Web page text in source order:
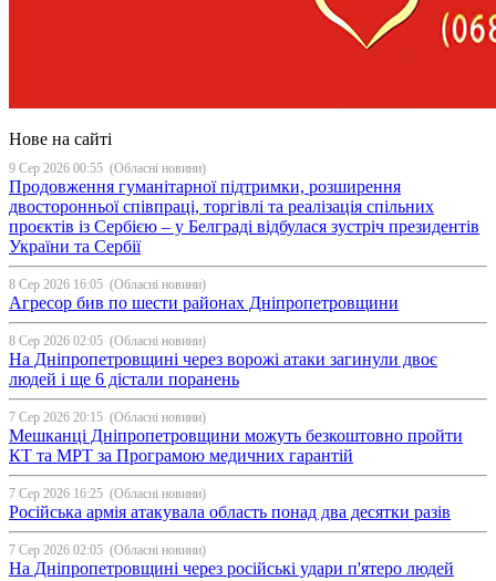
Нове на сайті
9 Сер 2026 00:55 (Обласні новини)
Продовження гуманітарної підтримки, розширення
двосторонньої співпраці, торгівлі та реалізація спільних
проєктів із Сербією – у Белграді відбулася зустріч президентів
України та Сербії
8 Сер 2026 16:05 (Обласні новини)
Агресор бив по шести районах Дніпропетровщини
8 Сер 2026 02:05 (Обласні новини)
На Дніпропетровщині через ворожі атаки загинули двоє
людей і ще 6 дістали поранень
7 Сер 2026 20:15 (Обласні новини)
Мешканці Дніпропетровщини можуть безкоштовно пройти
КТ та МРТ за Програмою медичних гарантій
7 Сер 2026 16:25 (Обласні новини)
Російська армія атакувала область понад два десятки разів
7 Сер 2026 02:05 (Обласні новини)
На Дніпропетровщині через російські удари п'ятеро людей